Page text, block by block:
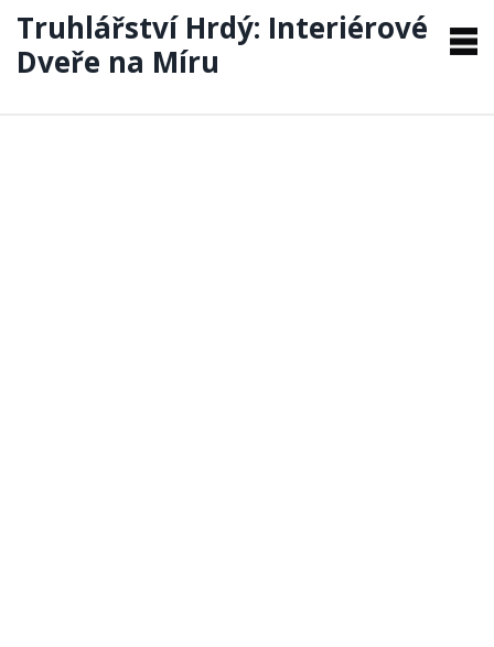
Truhlářství Hrdý: Interiérové
Dveře na Míru